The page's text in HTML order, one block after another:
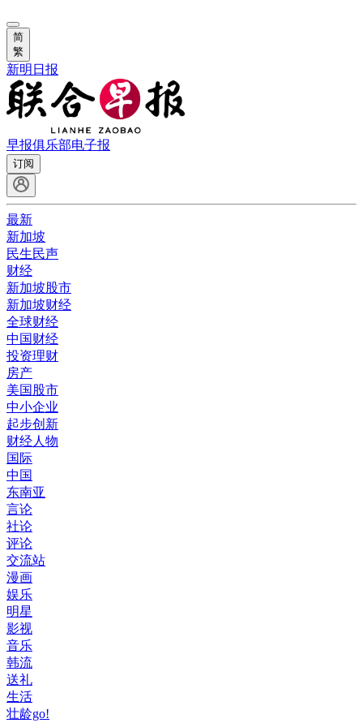
简
繁
新明日报
早报俱乐部电子报
订阅
最新
新加坡
民生民声
财经
新加坡股市
新加坡财经
全球财经
中国财经
投资理财
房产
美国股市
中小企业
起步创新
财经人物
国际
中国
东南亚
言论
社论
评论
交流站
漫画
娱乐
明星
影视
音乐
韩流
送礼
生活
壮龄go!